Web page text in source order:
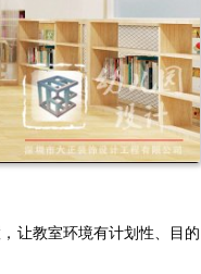
让教室环境有计划性、目的